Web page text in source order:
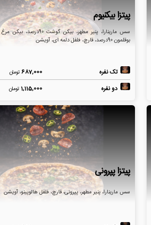
پیتزا بیکنیوم
بوقلمون 90درصد، قارچ، فلفل دلمه ای، آویشن
تک نفره 687,000تومان
دو نفره 1,115,000تومان
پیتزا پپرونی
سس مارینارا، پنیر مطهر، پپرونی، قارچ، فلفل هالوپینو، آویشن